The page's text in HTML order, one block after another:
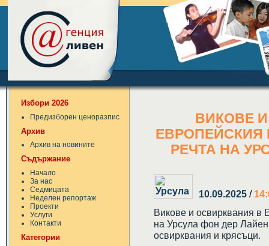
Избори 2026
Предизборен ценоразпис
Архив
Архив на новините
Съдържание
Начало
За нас
Седмицата
Неделен репортаж
Проекти
Услуги
Контакти
Категории
ВИКОВЕ
ЕВРОПЕЙСКИЯ
РЕЧТА НА
10.09.2025 /
Викове и освирквания в
на Урсула фон дер
освирквания и крясъци.